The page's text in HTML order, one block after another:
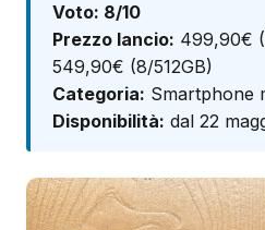
Voto: 8/10
Prezzo lancio: 499,90€
549,90€ (8/512GB)
Categoria: Smartphone
Disponibilità: dal 22